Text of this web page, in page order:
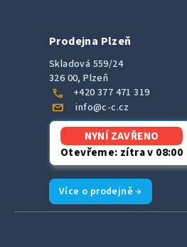
Prodejna Plzeň
Skladová 559/24
326 00, Plzeň
call +420 377 471 319
mail info@c-c.cz
NYNÍ ZAVŘENO
Otevřeme: zítra v 08:00
Více o prodejně →